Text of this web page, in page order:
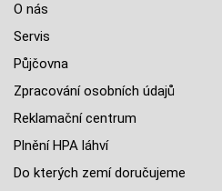
O nás
Servis
Půjčovna
Zpracování osobních údajů
Reklamační centrum
Plnění HPA láhví
Do kterých zemí doručujeme